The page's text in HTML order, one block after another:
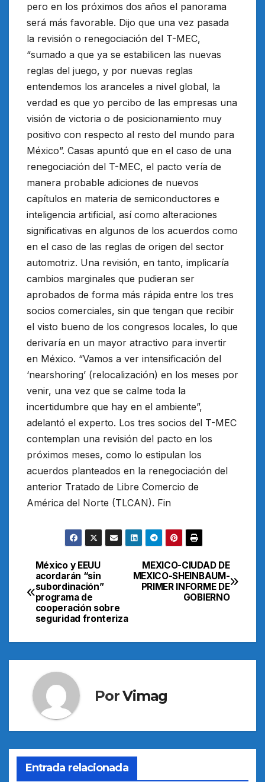
pero en los próximos dos años el panorama
será más favorable. Dijo que una vez pasada
la revisión o renegociación del T-MEC,
“sumado a que ya se estabilicen las nuevas
reglas del juego, y por nuevas reglas
entendemos los aranceles a nivel global, la
verdad es que yo percibo de las empresas una
visión de victoria o de posicionamiento muy
positivo con respecto al resto del mundo para
México”. Casas apuntó que en el caso de una
renegociación del T-MEC, el pacto vería de
manera probable adiciones de nuevos
capítulos en materia de semiconductores e
inteligencia artificial, así como alteraciones
significativas en algunos de los acuerdos como
en el caso de las reglas de origen del sector
automotriz. Una revisión, en tanto, implicaría
cambios marginales que pudieran ser
aprobados de forma más rápida entre los tres
socios comerciales, sin que tengan que recibir
el visto bueno de los congresos locales, lo que
derivaría en un mayor atractivo para invertir
en México. “Vamos a ver intensificación del
‘nearshoring’ (relocalización) en los meses por
venir, una vez que se calme toda la
incertidumbre que hay en el ambiente”,
adelantó el experto. Los tres socios del T-MEC
contemplan una revisión del pacto en los
próximos meses, como lo estipulan los
acuerdos planteados en la renegociación del
anterior Tratado de Libre Comercio de
América del Norte (TLCAN). Fin
Navegación
de
entradas
MEXICO-CIUDAD DE
MEXICO-SHEINBAUM-
PRIMER INFORME DE
GOBIERNO
México y EEUU
acordarán “sin
subordinación”
programa de
cooperación sobre
seguridad fronteriza
PorVimag
Entrada relacionada